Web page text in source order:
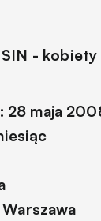
SIN - kobiety
maja